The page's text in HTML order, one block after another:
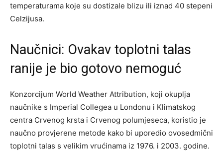
temperaturama koje su dostizale blizu ili iznad 40 stepeni
Celzijusa.
Naučnici: Ovakav toplotni talas
ranije je bio gotovo nemoguć
Konzorcijum World Weather Attribution, koji okuplja
naučnike s Imperial Collegea u Londonu i Klimatskog
centra Crvenog krsta i Crvenog polumjeseca, koristio je
naučno provjerene metode kako bi uporedio ovosedmični
toplotni talas s velikim vrućinama iz 1976. i 2003. godine.